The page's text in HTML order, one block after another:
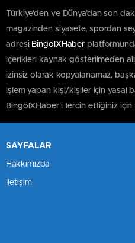
Türkiye'den ve Dünya’dan son
magazinden siyasete, spordan
adresi BingölXHaber
içerikleri kaynak gösterilmeden
izinsiz olarak kopyalanamaz,
işlem yapan kişi/kişiler için yasal
BingölXHaber'i tercih ettiğiniz
SAYFALAR
Hakkımızda
İletişim